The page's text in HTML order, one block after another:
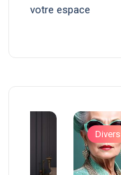
votre espace
Divers